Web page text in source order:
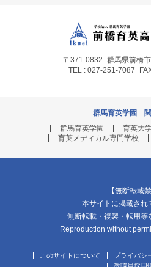
〒371-0832 群馬県前橋
TEL : 027-251-7087
群馬育英学園
群馬育英学園
育英大
育英メディカル専門学校
【無断転載禁
本サイトに掲載され
無断転載・複製・転用等
Reproduction without
このサイトについて プライバシ